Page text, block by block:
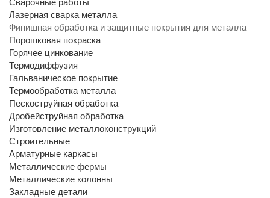
Лазерная сварка металла
Финишная обработка и защитные покрытия для металла
Порошковая покраска
Горячее цинкование
Термодиффузия
Гальваническое покрытие
Термообработка металла
Пескоструйная обработка
Дробейструйная обработка
Изготовление металлоконструкций
Строительные
Арматурные каркасы
Металлические фермы
Металлические колонны
Закладные детали